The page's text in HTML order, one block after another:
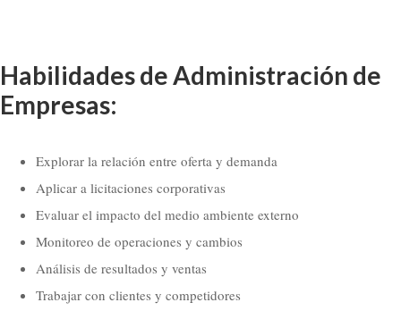
Habilidades de Administración de
Empresas:
Explorar la relación entre oferta y demanda
Aplicar a licitaciones corporativas
Evaluar el impacto del medio ambiente externo
Monitoreo de operaciones y cambios
Análisis de resultados y ventas
Trabajar con clientes y competidores